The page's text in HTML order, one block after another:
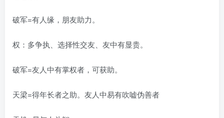
破军=有人缘，朋友助力。
权：多争执、选择性交友、友中有显贵。
破军=友人中有掌权者，可获助。
天梁=得年长者之助。友人中易有吹嘘伪善者